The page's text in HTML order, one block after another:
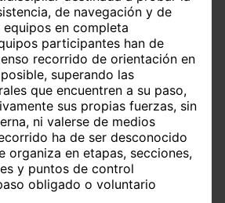
de navegación y de
en completa
participantes han de
recorrido de orientación en
superando las
que encuentren a su paso,
sus propias fuerzas, sin
ni valerse de medios
ha de ser desconocido
organiza en etapas, secciones,
y puntos de control
obligado o voluntario